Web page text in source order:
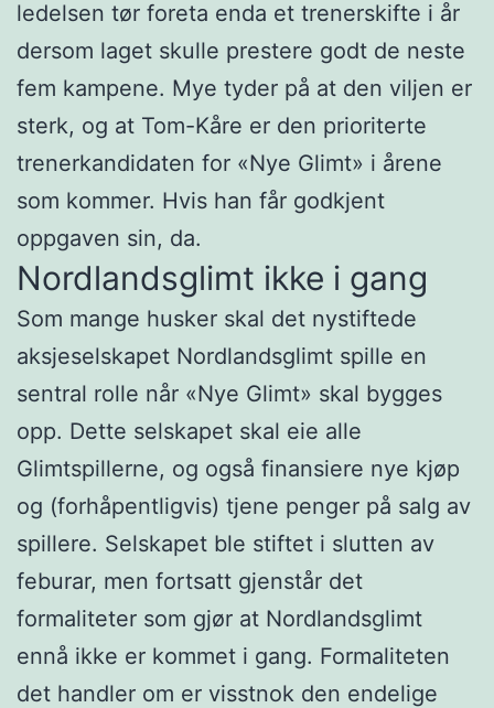
ledelsen tør foreta enda et trenerskifte i år
dersom laget skulle prestere godt de neste
fem kampene. Mye tyder på at den viljen er
sterk, og at Tom-Kåre er den prioriterte
trenerkandidaten for «Nye Glimt» i årene
som kommer. Hvis han får godkjent
oppgaven sin, da.
Nordlandsglimt ikke i gang
Som mange husker skal det nystiftede
aksjeselskapet Nordlandsglimt spille en
sentral rolle når «Nye Glimt» skal bygges
opp. Dette selskapet skal eie alle
Glimtspillerne, og også finansiere nye kjøp
og (forhåpentligvis) tjene penger på salg av
spillere. Selskapet ble stiftet i slutten av
feburar, men fortsatt gjenstår det
formaliteter som gjør at Nordlandsglimt
ennå ikke er kommet i gang. Formaliteten
det handler om er visstnok den endelige